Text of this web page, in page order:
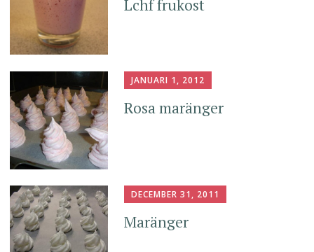
Lchf frukost
JANUARI 1, 2012
Rosa maränger
DECEMBER 31, 2011
Maränger